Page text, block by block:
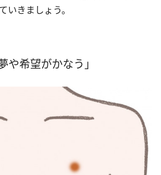
いきましょう。
や希望がかなう」